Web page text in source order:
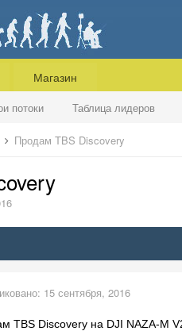
потоки Таблица лидеров
Магазин
Продам TBS Discovery
15 сентября, 2016
TBS Discovery на DJI NAZA-M